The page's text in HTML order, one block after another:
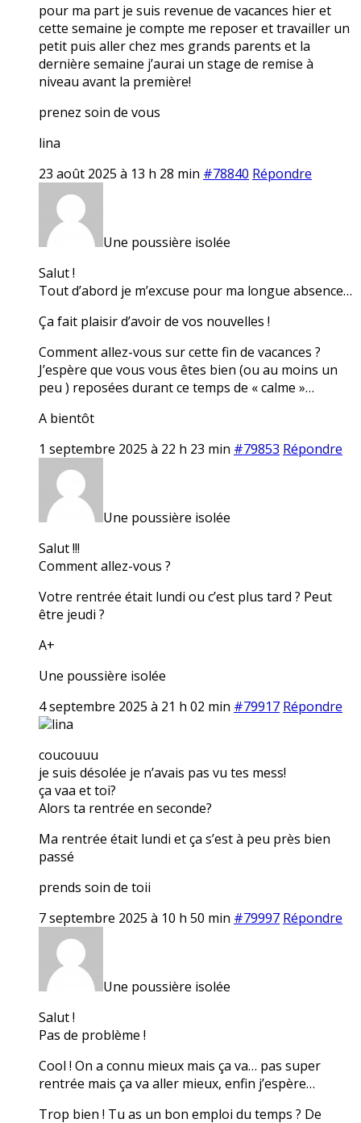
pour ma part je suis revenue de vacances hier et
cette semaine je compte me reposer et travailler un
petit puis aller chez mes grands parents et la
dernière semaine j’aurai un stage de remise à
niveau avant la première!
prenez soin de vous
lina
23 août 2025 à 13 h 28 min #78840 Répondre
Une poussière isolée
Salut !
Tout d’abord je m’excuse pour ma longue absence…
Ça fait plaisir d’avoir de vos nouvelles !
Comment allez-vous sur cette fin de vacances ?
J’espère que vous vous êtes bien (ou au moins un
peu ) reposées durant ce temps de « calme »…
A bientôt
1 septembre 2025 à 22 h 23 min #79853 Répondre
Une poussière isolée
Salut !!!
Comment allez-vous ?
Votre rentrée était lundi ou c’est plus tard ? Peut
être jeudi ?
A+
Une poussière isolée
4 septembre 2025 à 21 h 02 min #79917 Répondre
lina
coucouuu
je suis désolée je n’avais pas vu tes mess!
ça vaa et toi?
Alors ta rentrée en seconde?
Ma rentrée était lundi et ça s’est à peu près bien
passé
prends soin de toii
7 septembre 2025 à 10 h 50 min #79997 Répondre
Une poussière isolée
Salut !
Pas de problème !
Cool ! On a connu mieux mais ça va… pas super
rentrée mais ça va aller mieux, enfin j’espère…
Trop bien ! Tu as un bon emploi du temps ? De